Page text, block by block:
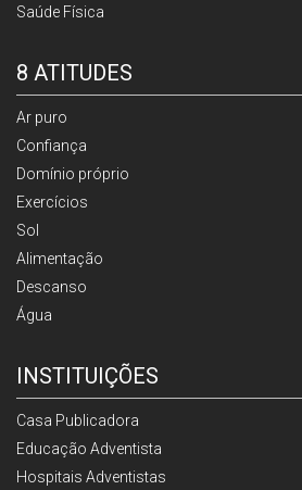
Saúde Física
8 ATITUDES
Ar puro
Confiança
Domínio próprio
Exercícios
Sol
Alimentação
Descanso
Água
INSTITUIÇÕES
Casa Publicadora
Educação Adventista
Hospitais Adventistas